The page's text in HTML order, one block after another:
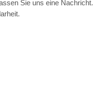
Sie uns eine Nachricht.